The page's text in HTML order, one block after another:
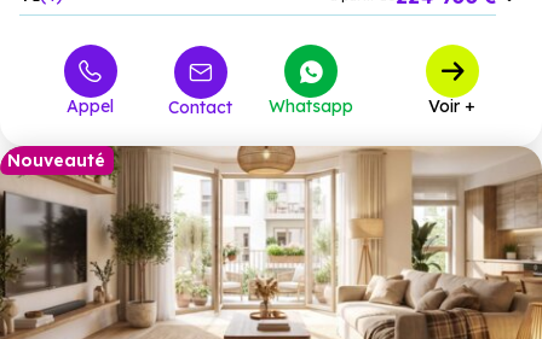
à partir de 390 990 €
Appel Contact Whatsapp Voir +
Nouveauté